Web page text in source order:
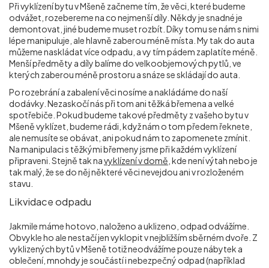
Při vyklízení bytu v Mšeně začneme tím, že věci, které budeme
odvážet, rozebereme na co nejmenší díly. Někdy je snadné je
demontovat, jiné budeme muset rozbít. Díky tomu se nám s nimi
lépe manipuluje, ale hlavně zaberou méně místa. My tak do auta
můžeme naskládat více odpadu, a vy tím pádem zaplatíte méně.
Menší předměty a díly balíme do velkoobjemových pytlů, ve
kterých zaberou méně prostoru a snáze se skládají do auta.
Po rozebrání a zabalení věci nosíme a nakládáme do naší
dodávky. Nezaskočí nás při tom ani těžká břemena a velké
spotřebiče. Pokud budeme takové předměty z vašeho bytu v
Mšeně vyklízet, budeme rádi, když nám o tom předem řeknete,
ale nemusíte se obávat, ani pokud nám to zapomenete zmínit.
Na manipulaci s těžkými břemeny jsme při každém vyklízení
připraveni. Stejně tak navyklízení v domě , kde není výtah nebo je
tak malý, že se do něj některé věci nevejdou ani v rozloženém
stavu.
Likvidace odpadu
Jakmile máme hotovo, naloženo a uklizeno, odpad odvážíme.
Obvykle ho ale nestačí jen vyklopit v nejbližším sběrném dvoře. Z
vyklizených bytů v Mšeně totiž neodvážíme pouze nábytek a
oblečení, mnohdy je součástí i nebezpečný odpad (například